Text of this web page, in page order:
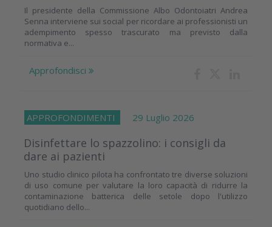
Il presidente della Commissione Albo Odontoiatri Andrea
Senna interviene sui social per ricordare ai professionisti un
adempimento spesso trascurato ma previsto dalla
normativa e...
Approfondisci
APPROFONDIMENTI 29 Luglio 2026
Disinfettare lo spazzolino: i consigli da
dare ai pazienti
Uno studio clinico pilota ha confrontato tre diverse soluzioni
di uso comune per valutare la loro capacità di ridurre la
contaminazione batterica delle setole dopo l'utilizzo
quotidiano dello...